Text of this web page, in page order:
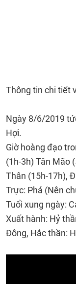
Thông tin chi tiết
Ngày 8/6/2019
Hợi.
Giờ hoàng đạo
(1h-3h) Tân Mão
Thân (15h-17h),
Trực: Phá (Nên
Tuổi xung ngày:
Xuất hành: Hỷ
Đông, Hắc thần: